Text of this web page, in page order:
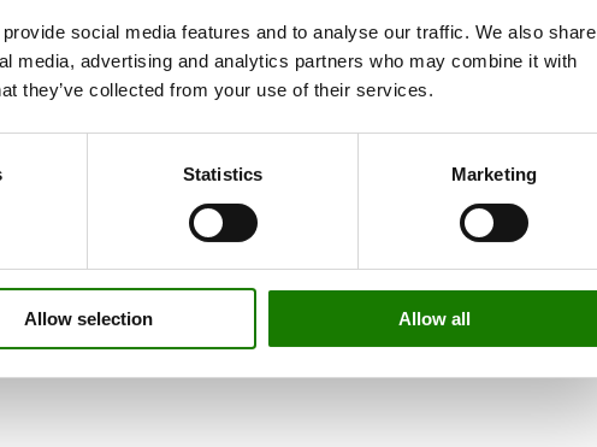
social media features and to analyse our traffic. We also share
media, advertising and analytics partners who may combine it with
they’ve collected from your use of their services.
Statistics Marketing
Allow selection Allow all